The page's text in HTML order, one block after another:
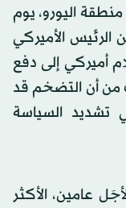
اليورو، يوم
الرئيس الأميركي
أميركي إلى دفع
من أن التضخم قد
تشديد السياسة
عامين، الأكثر